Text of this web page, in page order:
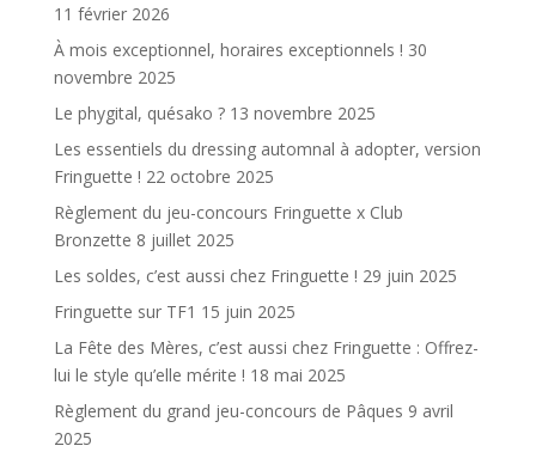
11 février 2026
À mois exceptionnel, horaires exceptionnels ! 30
novembre 2025
Le phygital, quésako ? 13 novembre 2025
Les essentiels du dressing automnal à adopter, version
Fringuette ! 22 octobre 2025
Règlement du jeu-concours Fringuette x Club
Bronzette 8 juillet 2025
Les soldes, c’est aussi chez Fringuette ! 29 juin 2025
Fringuette sur TF1 15 juin 2025
La Fête des Mères, c’est aussi chez Fringuette : Offrez-
lui le style qu’elle mérite ! 18 mai 2025
Règlement du grand jeu-concours de Pâques 9 avril
2025